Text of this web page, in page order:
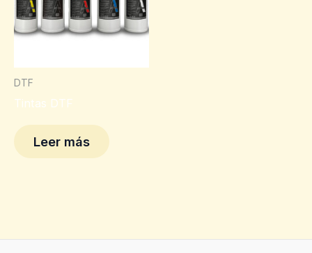
DTF
Tintas DTF
Leer más